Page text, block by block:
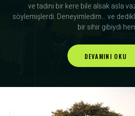
ve tadını bir kere bile alsak asla
söylemişlerdi. Deneyimledim... ve
bir sihir gibiydi
DEVAMINI OKU